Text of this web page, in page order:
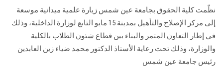
نظّمت كلية الحقوق بجامعة عين شمس زيارة علمية ميدانية موسعة
إلى مركز الإصلاح والتأهيل بمدينة 15 مايو التابع لوزارة الداخلية، وذلك
في إطار التعاون المثمر والبناء بين قطاع شئون الطلاب بالكلية
والوزارة، وذلك تحت رعاية الأستاذ الدكتور محمد ضياء زين العابدين
رئيس جامعة عين شمس